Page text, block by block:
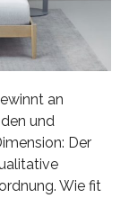
an
und
Der
Wie fit